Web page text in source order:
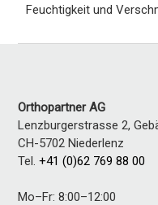
Feuchtigkeit und
Orthopartner AG
Lenzburgerstrasse 2,
CH-5702 Niederlenz
Tel.+41 (0)62 769 88 00
Mo–Fr: 8:00–12:00